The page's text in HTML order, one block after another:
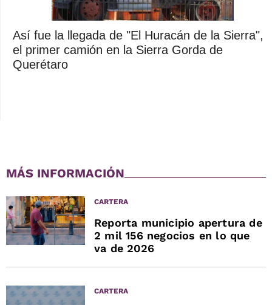
Así fue la llegada de "El Huracán de la Sierra",
el primer camión en la Sierra Gorda de
Querétaro
MÁS INFORMACIÓN
CARTERA
Reporta municipio apertura de
2 mil 156 negocios en lo que
va de 2026
CARTERA